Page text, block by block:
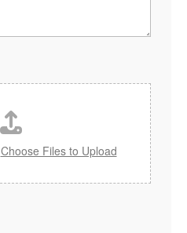
Choose Files to Upload